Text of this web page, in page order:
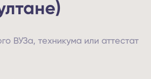
ВУЗа, техникума или аттестат